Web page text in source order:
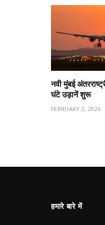
नवी मुंबई
घंटे उड़ानें शुरू
FEBRUARY 2, 2026
हमारे बारे में